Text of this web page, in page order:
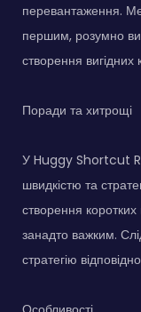
перевантаження.
першим, розумно
створення вигідних
Поради та хитрощі
У Huggy Shortcut
швидкістю та
створення
занадто важким.
стратегію